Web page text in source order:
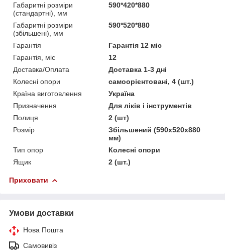
Габаритні розміри
(стандартні), мм
590*420*880
Габаритні розміри
(збільшені), мм
590*520*880
Гарантія
Гарантія 12 міс
Гарантія, міс
12
Доставка/Оплата
Доставка 1-3 дні
Колесні опори
самоорієнтовані, 4 (шт.)
Країна виготовлення
Україна
Призначення
Для ліків і інструментів
Полиця
2 (шт)
Розмір
Збільшений (590х520х880
мм)
Тип опор
Колесні опори
Ящик
2 (шт.)
Приховати
Умови доставки
Нова Пошта
Самовивіз